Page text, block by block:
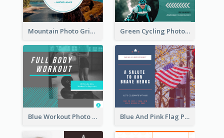
Mountain Photo Grid Inspirational Quote Facebook Post Green Cycling Photo Circles Cycling Team Facebook Post
Blue Workout Photo Fitness Influencer Facebook Post Blue And Pink Flag Photo Memorial Day Facebook Post